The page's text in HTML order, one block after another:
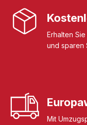
Erhalten
und sparen
Mit